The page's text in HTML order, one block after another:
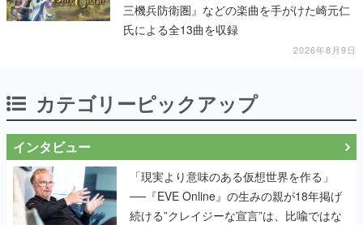
三機兵防衛圏』などの楽曲を手がけた崎元仁
氏による全13曲を収録
2026年8月9日
カテゴリーピックアップ
インタビュー
「現実より意味のある仮想世界を作る」
──『EVE Online』の生みの親が18年掲げ
続ける”クレイジーな宣言”は、比喩ではな